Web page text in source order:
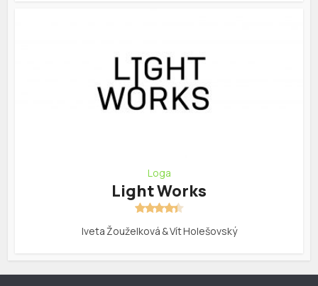
Loga
Light Works
Iveta Žouželková & Vít Holešovský